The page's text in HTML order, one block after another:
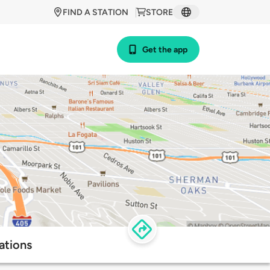
STORE
FIND A STATION
Get the app